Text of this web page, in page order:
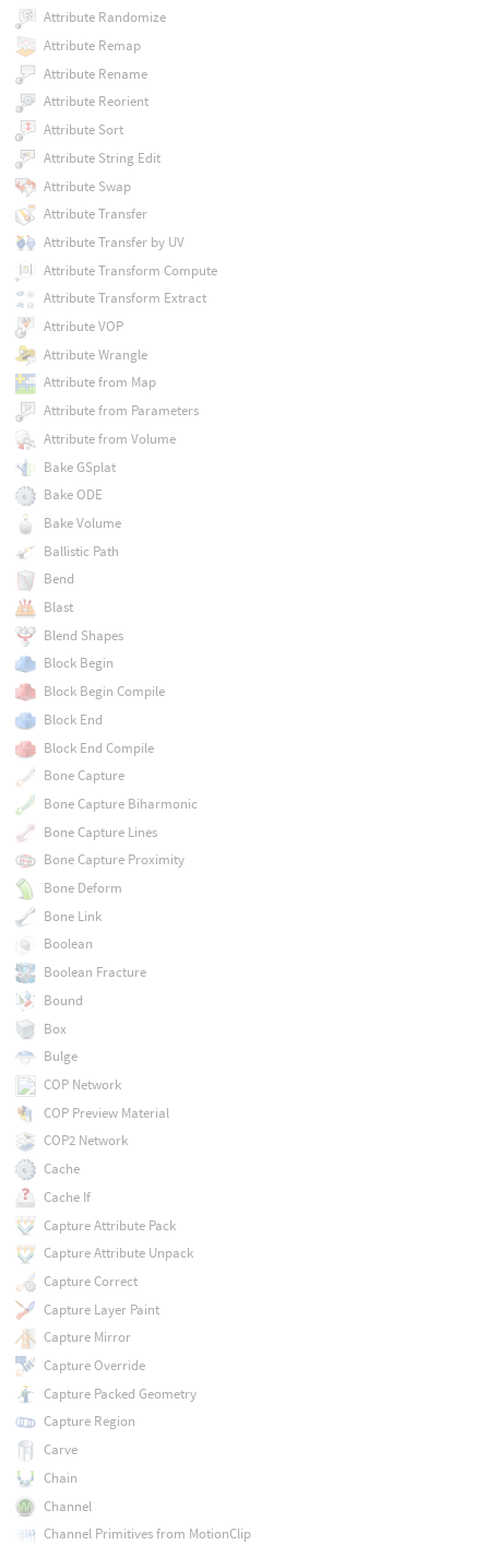
Attribute Randomize
Attribute Remap
Attribute Rename
Attribute Reorient
Attribute Sort
Attribute String Edit
Attribute Swap
Attribute Transfer
Attribute Transfer by UV
Attribute Transform Compute
Attribute Transform Extract
Attribute VOP
Attribute Wrangle
Attribute from Map
Attribute from Parameters
Attribute from Volume
Bake GSplat
Bake ODE
Bake Volume
Ballistic Path
Bend
Blast
Blend Shapes
Block Begin
Block Begin Compile
Block End
Block End Compile
Bone Capture
Bone Capture Biharmonic
Bone Capture Lines
Bone Capture Proximity
Bone Deform
Bone Link
Boolean
Boolean Fracture
Bound
Box
Bulge
COP Network
COP Preview Material
COP2 Network
Cache
Cache If
Capture Attribute Pack
Capture Attribute Unpack
Capture Correct
Capture Layer Paint
Capture Mirror
Capture Override
Capture Packed Geometry
Capture Region
Carve
Chain
Channel
Channel Primitives from MotionClip